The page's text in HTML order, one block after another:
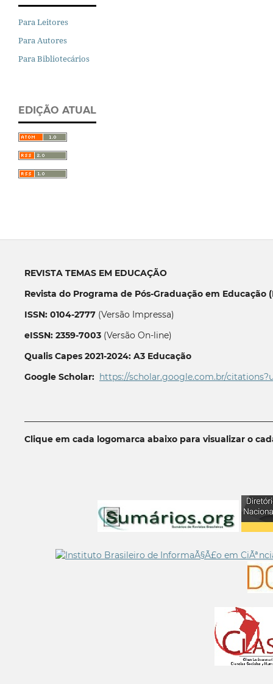
Para Leitores
Para Autores
Para Bibliotecários
EDIÇÃO ATUAL
REVISTA TEMAS EM EDUCAÇÃO
Revista do Programa de Pós-Graduação em Educação
ISSN: 0104-2777(Versão Impressa)
eISSN: 2359-7003(Versão On-line)
Qualis Capes 2021-2024: A3 Educação
Google Scholar: https://scholar.google.com.br/
Clique em cada logomarca abaixo para visualizar o